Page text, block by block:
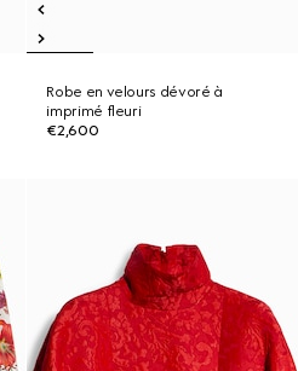
Robe en velours dévoré à
imprimé fleuri
€2,600